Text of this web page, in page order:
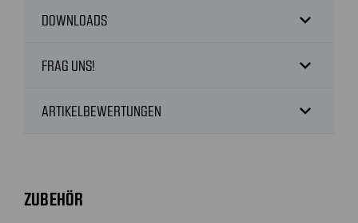
DOWNLOADS expand_more
FRAG UNS! expand_more
ARTIKELBEWERTUNGEN expand_more
ZUBEHÖR